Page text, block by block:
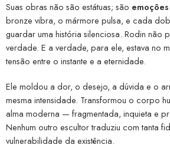
Suas obras não são estátuas; são
bronze vibra, o mármore pulsa, e cada
guardar uma história silenciosa. Rodin não
verdade. E a verdade, para ele, estava no
tensão entre o instante e a eternidade.
Ele moldou a dor, o desejo, a dúvida e o
mesma intensidade. Transformou o corpo
alma moderna — fragmentada, inquieta e
Nenhum outro escultor traduziu com tanta
vulnerabilidade da existência.